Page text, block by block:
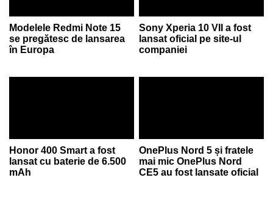
Modelele Redmi Note 15
se pregătesc de lansarea
în Europa
Sony Xperia 10 VII a fost
lansat oficial pe site-ul
companiei
Honor 400 Smart a fost
lansat cu baterie de 6.500
mAh
OnePlus Nord 5 și fratele
mai mic OnePlus Nord
CE5 au fost lansate oficial